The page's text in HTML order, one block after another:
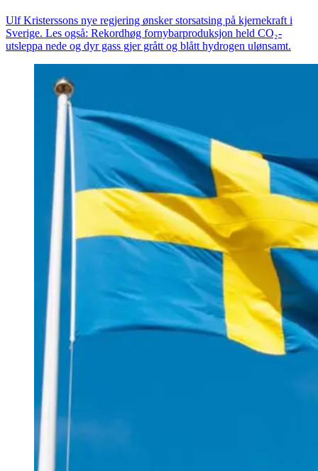
Ulf Kristerssons nye regjering ønsker storsatsing på kjernekraft i
Sverige. Les også: Rekordhøg fornybarproduksjon held CO₂-
utsleppa nede og dyr gass gjer grått og blått hydrogen ulønsamt.